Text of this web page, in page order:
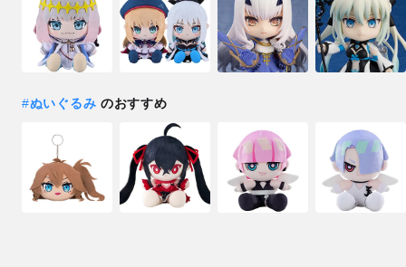
#ぬいぐるみ のおすすめ